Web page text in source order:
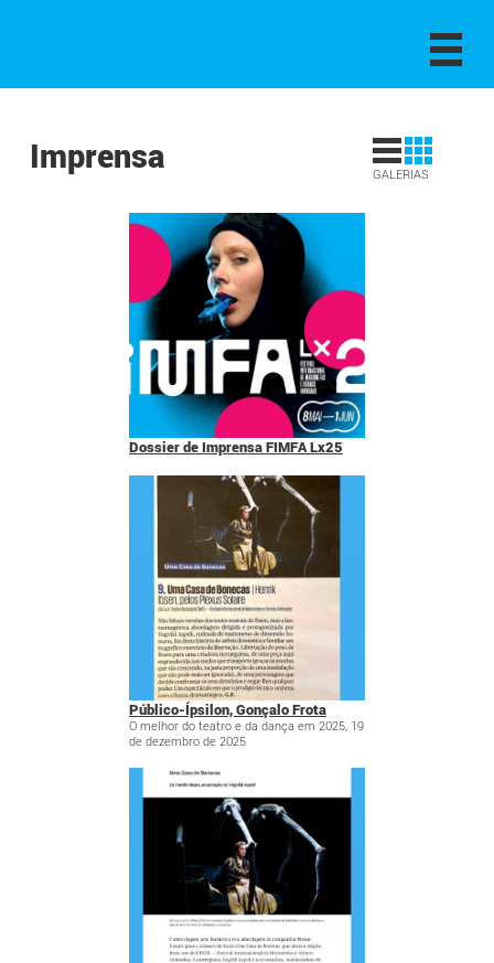
GALERIAS
Imprensa
Dossier de Imprensa FIMFA Lx25
Público-Ípsilon, Gonçalo Frota
O melhor do teatro e da dança em 2025, 19
de dezembro de 2025